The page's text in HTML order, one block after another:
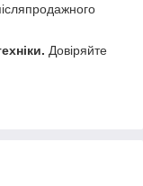
Довіряйте